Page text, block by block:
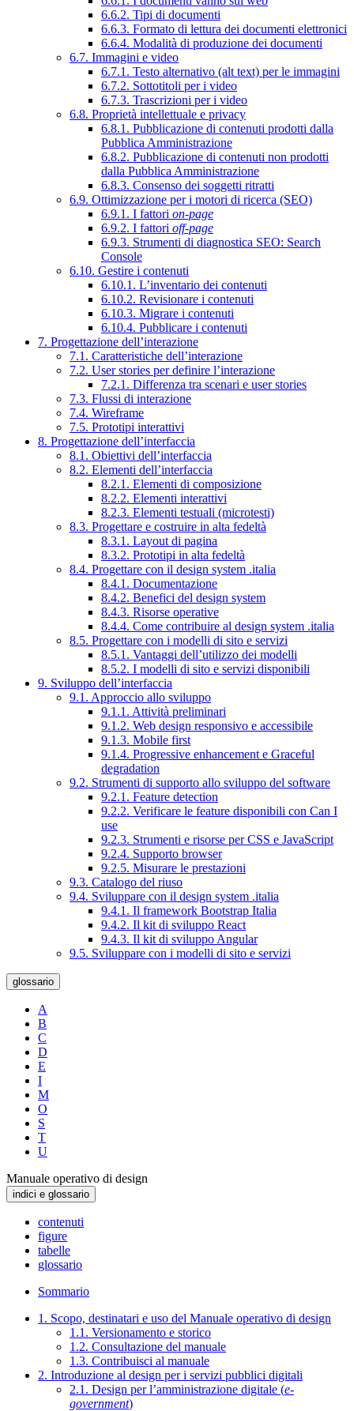
6.6.2. Tipi di documenti
6.6.3. Formato di lettura dei documenti elettronici
6.6.4. Modalità di produzione dei documenti
6.7. Immagini e video
6.7.1. Testo alternativo (alt text) per le immagini
6.7.2. Sottotitoli per i video
6.7.3. Trascrizioni per i video
6.8. Proprietà intellettuale e privacy
6.8.1. Pubblicazione di contenuti prodotti dalla
Pubblica Amministrazione
6.8.2. Pubblicazione di contenuti non prodotti
dalla Pubblica Amministrazione
6.8.3. Consenso dei soggetti ritratti
6.9. Ottimizzazione per i motori di ricerca (SEO)
6.9.1. I fattori on-page
6.9.2. I fattori off-page
6.9.3. Strumenti di diagnostica SEO: Search
Console
6.10. Gestire i contenuti
6.10.1. L’inventario dei contenuti
6.10.2. Revisionare i contenuti
6.10.3. Migrare i contenuti
6.10.4. Pubblicare i contenuti
7. Progettazione dell’interazione
7.1. Caratteristiche dell’interazione
7.2. User stories per definire l’interazione
7.2.1. Differenza tra scenari e user stories
7.3. Flussi di interazione
7.4. Wireframe
7.5. Prototipi interattivi
8. Progettazione dell’interfaccia
8.1. Obiettivi dell’interfaccia
8.2. Elementi dell’interfaccia
8.2.1. Elementi di composizione
8.2.2. Elementi interattivi
8.2.3. Elementi testuali (microtesti)
8.3. Progettare e costruire in alta fedeltà
8.3.1. Layout di pagina
8.3.2. Prototipi in alta fedeltà
8.4. Progettare con il design system .italia
8.4.1. Documentazione
8.4.2. Benefici del design system
8.4.3. Risorse operative
8.4.4. Come contribuire al design system .italia
8.5. Progettare con i modelli di sito e servizi
8.5.1. Vantaggi dell’utilizzo dei modelli
8.5.2. I modelli di sito e servizi disponibili
9. Sviluppo dell’interfaccia
9.1. Approccio allo sviluppo
9.1.1. Attività preliminari
9.1.2. Web design responsivo e accessibile
9.1.3. Mobile first
9.1.4. Progressive enhancement e Graceful
degradation
9.2. Strumenti di supporto allo sviluppo del software
9.2.1. Feature detection
9.2.2. Verificare le feature disponibili con Can I
use
9.2.3. Strumenti e risorse per CSS e JavaScript
9.2.4. Supporto browser
9.2.5. Misurare le prestazioni
9.3. Catalogo del riuso
9.4. Sviluppare con il design system .italia
9.4.1. Il framework Bootstrap Italia
9.4.2. Il kit di sviluppo React
9.4.3. Il kit di sviluppo Angular
9.5. Sviluppare con i modelli di sito e servizi
glossario
A
B
C
D
E
I
M
O
S
T
U
Manuale operativo di design
indici e glossario
contenuti
figure
tabelle
glossario
Sommario
1. Scopo, destinatari e uso del Manuale operativo di design
1.1. Versionamento e storico
1.2. Consultazione del manuale
1.3. Contribuisci al manuale
2. Introduzione al design per i servizi pubblici digitali
2.1. Design per l’amministrazione digitale (e-
government)